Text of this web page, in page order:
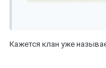
Кажется клан уже